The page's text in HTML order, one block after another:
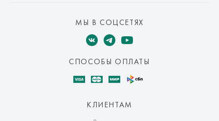
МЫ В СОЦСЕТЯХ
СПОСОБЫ ОПЛАТЫ
КЛИЕНТАМ